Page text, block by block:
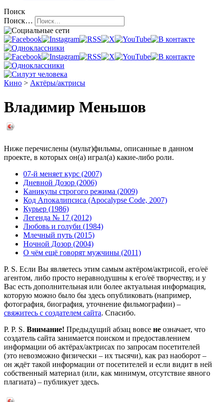
Поиск
Поиск…
Кино > Актёры/актрисы
Владимир Меньшов
Ниже перечислены (мульт)фильмы, описанные в данном
проекте, в которых он(а) играл(а) какие-либо роли.
07-й меняет курс (2007)
Дневной Дозор (2006)
Каникулы строгого режима (2009)
Код Апокалипсиса (Apocalypse Code, 2007)
Курьер (1986)
Легенда № 17 (2012)
Любовь и голуби (1984)
Млечный путь (2015)
Ночной Дозор (2004)
О чём ещё говорят мужчины (2011)
P. S. Если Вы являетесь этим самым актёром/актрисой, его/её
агентом, либо просто неравнодушны к его/её творчеству, и у
Вас есть дополнительная или более актуальная информация,
которую можно было бы здесь опубликовать (например,
фотография, биография, уточнение фильмографии) –
свяжитесь с создателем сайта. Спасибо.
P. P. S. Внимание! Предыдущий абзац вовсе не означает, что
создатель сайта занимается поиском и предоставлением
информации об актёрах/актрисах по запросам посетителей
(это невозможно физически – их тысячи), как раз наоборот –
он ждёт такой информации от посетителей и если видит в ней
собственный материал (или, как минимум, отсутствие явного
плагиата) – публикует здесь.